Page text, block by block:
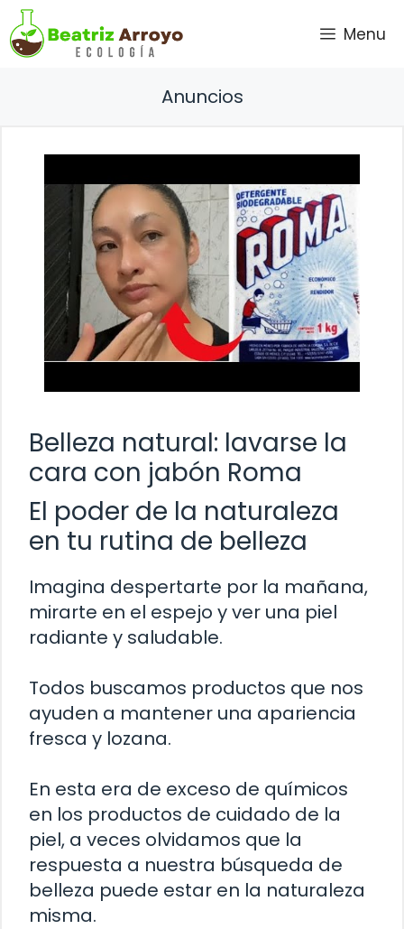
Saltar
al
contenido
Menu
Anuncios
Belleza natural: lavarse la
cara con jabón Roma
El poder de la naturaleza
en tu rutina de belleza
Imagina despertarte por la mañana,
mirarte en el espejo y ver una piel
radiante y saludable.
Todos buscamos productos que nos
ayuden a mantener una apariencia
fresca y lozana.
En esta era de exceso de químicos
en los productos de cuidado de la
piel, a veces olvidamos que la
respuesta a nuestra búsqueda de
belleza puede estar en la naturaleza
misma.